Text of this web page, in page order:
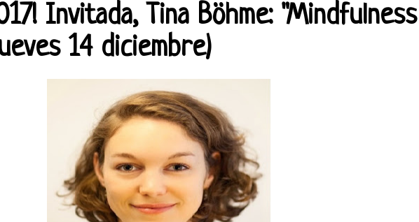
Invitada, Tina Böhme:
14 diciembre)